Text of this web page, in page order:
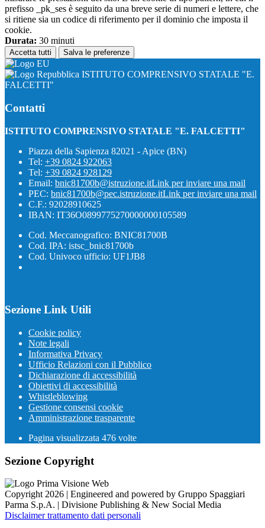
prefisso _pk_ses è seguito da una breve serie di numeri e lettere, che
si ritiene sia un codice di riferimento per il dominio che imposta il
cookie.
Durata: 30 minuti
Accetta tutti Salva le preferenze
ISTITUTO COMPRENSIVO STATALE "E.
FALCETTI"
Contatti
ISTITUTO COMPRENSIVO STATALE "E. FALCETTI"
Piazza della Sapienza 82021 - Apice (BN)
Tel: +39 0824 922063
Tel: +39 0824 928129
Email: bnic81700b@istruzione.itLink per inviare una mail
PEC: bnic81700b@pec.istruzione.itLink per inviare una mail
C.F.: 92028910625
IBAN: IT36O0899775270000000105589
Cod. Meccanografico: BNIC81700B
Cod. IPA: istsc_bnic81700b
Cod. Univoco ufficio: UF1JB8
Sezione Link Utili
Cookie policy
Note legali
Informativa Privacy
Ufficio Relazioni con il Pubblico
Dichiarazione di accessibilità
Obiettivi di accessibilità
Whistleblowing
Gestione consensi cookie
Amministrazione trasparente
Pagina visualizzata 476 volte
Sezione Copyright
Copyright 2026 | Engineered and powered by Gruppo Spaggiari
Parma S.p.A. | Divisione Publishing & New Social Media
Disclaimer trattamento dati personali